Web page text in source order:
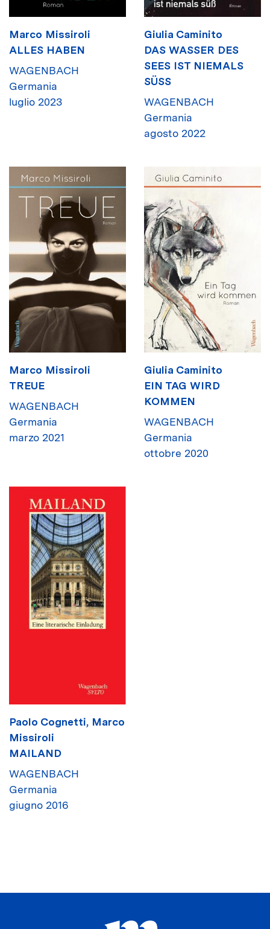
Marco Missiroli
ALLES HABEN
WAGENBACH
Germania
luglio 2023
Giulia Caminito
DAS WASSER DES
SEES IST NIEMALS
SÜSS
WAGENBACH
Germania
agosto 2022
Marco Missiroli
TREUE
WAGENBACH
Germania
marzo 2021
Giulia Caminito
EIN TAG WIRD
KOMMEN
WAGENBACH
Germania
ottobre 2020
Paolo Cognetti, Marco
Missiroli
MAILAND
WAGENBACH
Germania
giugno 2016